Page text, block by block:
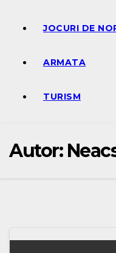
JOCURI DE
ARMATA
TURISM
Autor: